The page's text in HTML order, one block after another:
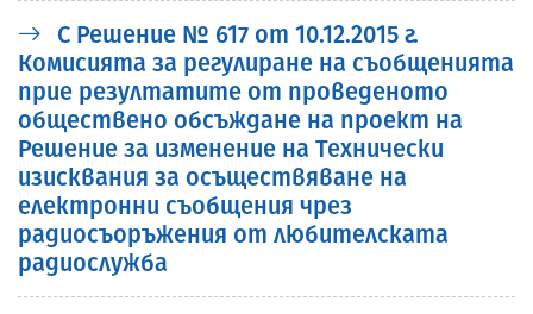
С Решение № 617 от 10.12.2015 г.
Комисията за регулиране на съобщенията
прие резултатите от проведеното
обществено обсъждане на проект на
Решение за изменение на Технически
изисквания за осъществяване на
електронни съобщения чрез
радиосъоръжения от любителската
радиослужба